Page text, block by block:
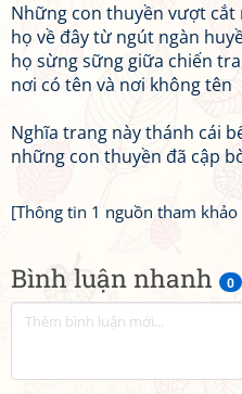
Bình luận nhanh 0
Những con thuyền vượt cắt
họ về đây từ ngút ngàn
họ sừng sững giữa chiến
nơi có tên và nơi không tên
Nghĩa trang này thánh cái
những con thuyền đã cập
[Thông tin 1 nguồn tham